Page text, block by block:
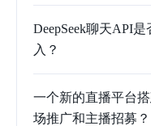
DeepSeek聊天API
入？
一个新的直播平台
场推广和主播招募？